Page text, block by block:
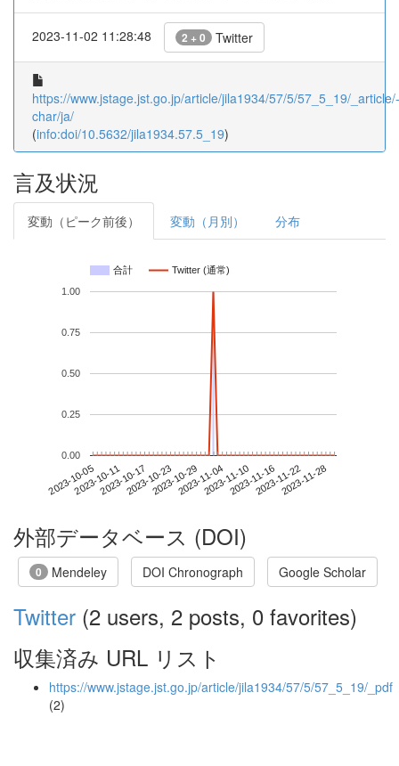
2023-11-02 11:28:48 2 + 0 Twitter
https://www.jstage.jst.go.jp/article/jila1934/57/5/57_5_19/_article/-
char/ja/
(info:doi/10.5632/jila1934.57.5_19)
言及状況
変動（ピーク前後） 変動（月別） 分布
合計 Twitter (通常)
2023-10-052023-10-112023-10-172023-10-232023-10-292023-11-042023-11-102023-11-162023-11-222023-11-28
0.00
0.25
0.50
0.75
1.00
外部データベース (DOI)
0 Mendeley DOI Chronograph Google Scholar
Twitter (2 users, 2 posts, 0 favorites)
収集済み URL リスト
https://www.jstage.jst.go.jp/article/jila1934/57/5/57_5_19/_pdf
(2)